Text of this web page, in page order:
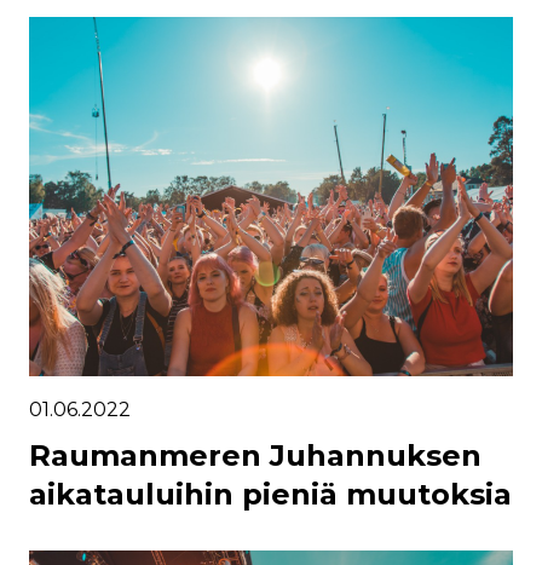
01.06.2022
Raumanmeren Juhannuksen
aikatauluihin pieniä muutoksia